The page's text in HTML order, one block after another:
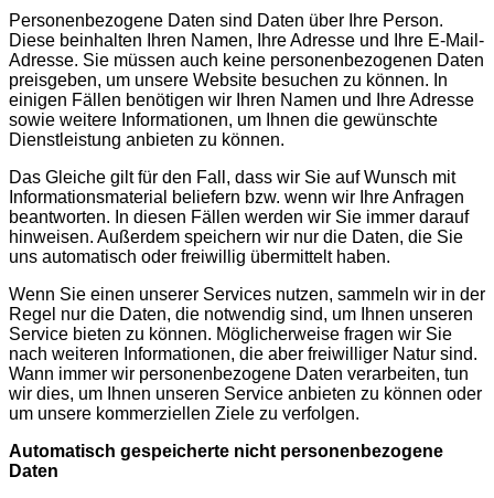
Personenbezogene Daten sind Daten über Ihre Person.
Diese beinhalten Ihren Namen, Ihre Adresse und Ihre E-Mail-
Adresse. Sie müssen auch keine personenbezogenen Daten
preisgeben, um unsere Website besuchen zu können. In
einigen Fällen benötigen wir Ihren Namen und Ihre Adresse
sowie weitere Informationen, um Ihnen die gewünschte
Dienstleistung anbieten zu können.
Das Gleiche gilt für den Fall, dass wir Sie auf Wunsch mit
Informationsmaterial beliefern bzw. wenn wir Ihre Anfragen
beantworten. In diesen Fällen werden wir Sie immer darauf
hinweisen. Außerdem speichern wir nur die Daten, die Sie
uns automatisch oder freiwillig übermittelt haben.
Wenn Sie einen unserer Services nutzen, sammeln wir in der
Regel nur die Daten, die notwendig sind, um Ihnen unseren
Service bieten zu können. Möglicherweise fragen wir Sie
nach weiteren Informationen, die aber freiwilliger Natur sind.
Wann immer wir personenbezogene Daten verarbeiten, tun
wir dies, um Ihnen unseren Service anbieten zu können oder
um unsere kommerziellen Ziele zu verfolgen.
Automatisch gespeicherte nicht personenbezogene
Daten